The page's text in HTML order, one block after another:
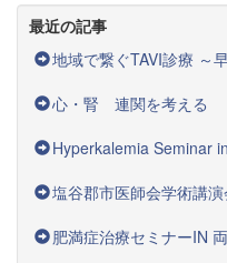
最近の記事
地域で繋ぐTAVI診療 ～
心・腎 連関を考える
Hyperkalemia Seminar
塩谷郡市医師会学術講演
肥満症治療セミナーIN